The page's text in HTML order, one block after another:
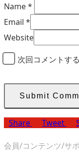
Name*
Email *
Website
次回コメントす
Share Tweet
会員/コンテンツ/サ